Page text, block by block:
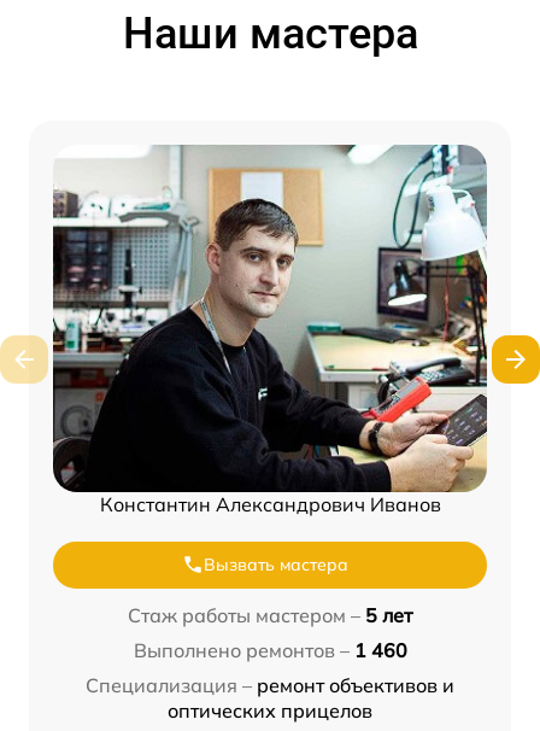
Наши мастера
Константин Александрович Иванов
Вызвать мастера
Стаж работы мастером – 5 лет
Выполнено ремонтов – 1 460
Специализация – ремонт объективов и
оптических прицелов